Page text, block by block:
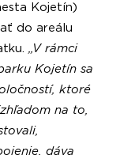
Kojetín)
do areálu
„V rámci
Kojetín sa
ktoré
na to,
dáva